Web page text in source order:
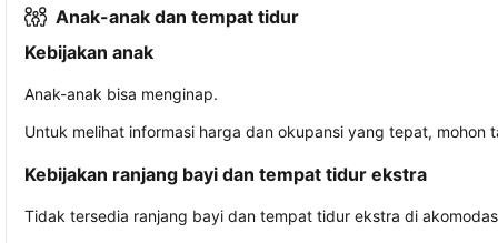
Anak-anak dan tempat tidur
Kebijakan anak
Anak-anak bisa menginap.
Untuk melihat informasi harga dan okupansi yang tepat,
Kebijakan ranjang bayi dan tempat tidur ekstra
Tidak tersedia ranjang bayi dan tempat tidur ekstra di